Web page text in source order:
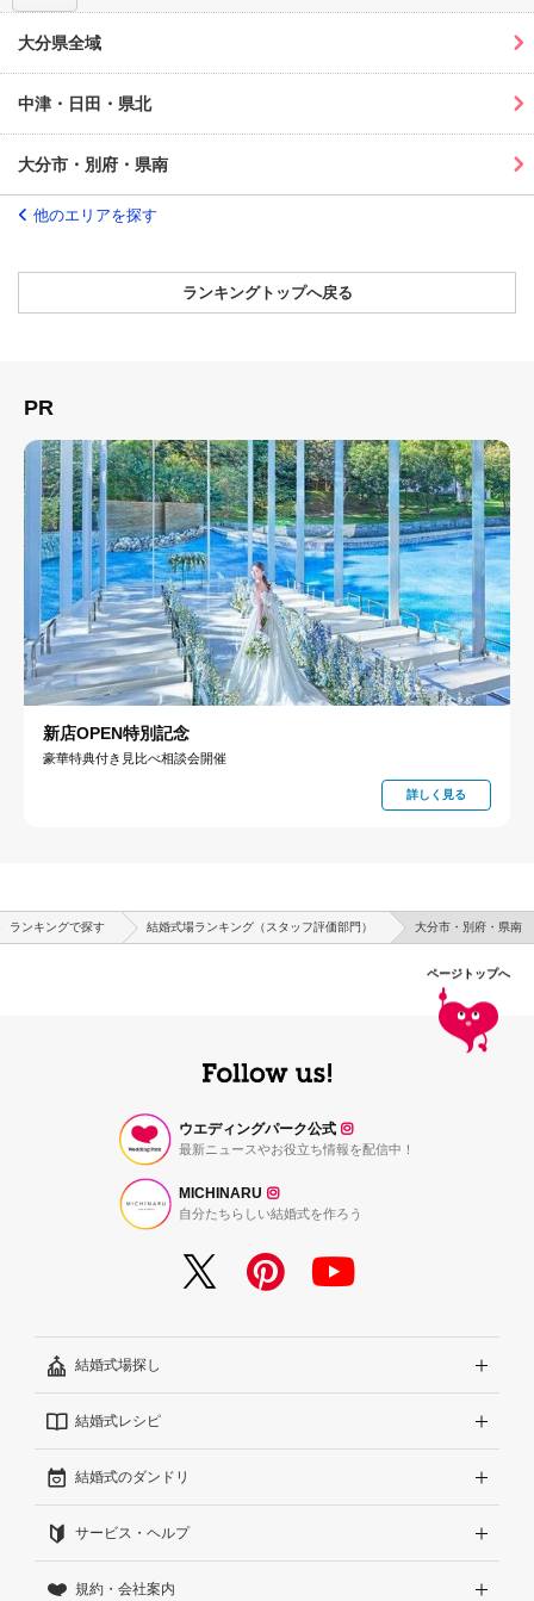
大分県全域
中津・日田・県北
大分市・別府・県南
他のエリアを探す
ランキングトップへ戻る
PR
新店OPEN特別記念
豪華特典付き見比べ相談会開催
詳しく見る
ランキングで探す 結婚式場ランキング（スタッフ評価部門） 大分市・別府・県南
ページトップへ
ウエディングパーク公式
最新ニュースやお役立ち情報を配信中！
MICHINARU
自分たちらしい結婚式を作ろう
結婚式場探し
エリアから探す
こだわりから探す
雰囲気から探す
見積りから探す
結婚式レシピ
結婚式準備レポート『ハナレポ』
結婚式当日の動画『ムビレポ』
結婚式のダンドリ
結婚準備ガイド
Wedding Park Magazine
サービス・ヘルプ
サイトコンセプト
規約・会社案内